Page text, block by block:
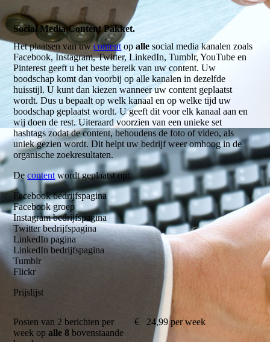
Social Media Content Pakket.
Het plaatsen van uwcontent opalle social media kanalen zoals
Facebook, Instagram, Twitter, LinkedIn, Tumblr, YouTube en
Pinterest geeft u het beste bereik van uw content. Uw
boodschap komt dan voorbij op alle kanalen in dezelfde
huisstijl. U kunt dan kiezen wanneer uw content geplaatst
wordt. Dus u bepaalt op welk kanaal en op welke tijd uw
boodschap geplaatst wordt. U geeft dit voor elk kanaal aan en
wij doen de rest. Uiteraard voorzien van een unieke set
hashtags zodat de content, behoudens de foto of video, als
uniek gezien wordt. Dit helpt uw bedrijf weer omhoog in de
organische zoekresultaten.
Decontent wordt geplaatst op:
Facebook bedrijfspagina
Facebook groep
Instagram bedrijfspagina
Twitter bedrijfspagina
LinkedIn pagina
LinkedIn bedrijfspagina
Tumblr
Flickr
Prijslijst
Posten van 2 berichten per
week opalle 8 bovenstaande
€ 24,99 per week